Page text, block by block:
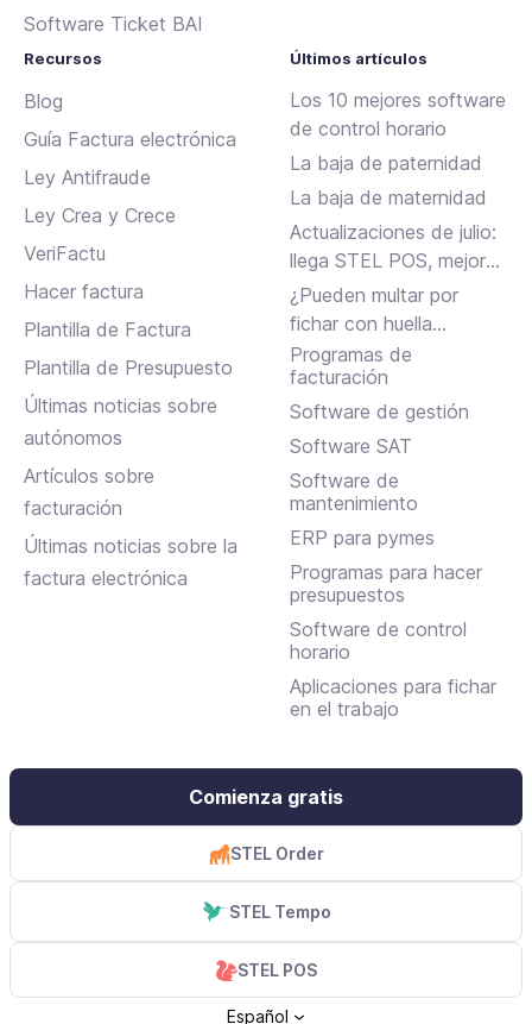
Software Ticket BAI
Recursos
Blog
Guía Factura electrónica
Ley Antifraude
Ley Crea y Crece
VeriFactu
Hacer factura
Plantilla de Factura
Plantilla de Presupuesto
Últimas noticias sobre
autónomos
Artículos sobre
facturación
Últimas noticias sobre la
factura electrónica
Últimos artículos
Los 10 mejores software
de control horario
La baja de paternidad
La baja de maternidad
Actualizaciones de julio:
llega STEL POS, mejoras
en Assistant, albaranes
en Inbox y más
¿Pueden multar por
fichar con huella
dactilar?
Programas de
facturación
Software de gestión
Software SAT
Software de
mantenimiento
ERP para pymes
Programas para hacer
presupuestos
Software de control
horario
Aplicaciones para fichar
en el trabajo
Comienza gratis
STEL Order
STEL Tempo
STEL POS
Español